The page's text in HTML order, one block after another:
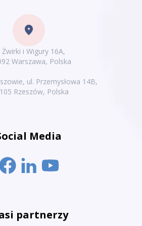
location_on
Żwirki i Wigury 16A,
Warszawa, Polska
ul. Przemysłowa 14B,
Rzeszów, Polska
Media
partnerzy